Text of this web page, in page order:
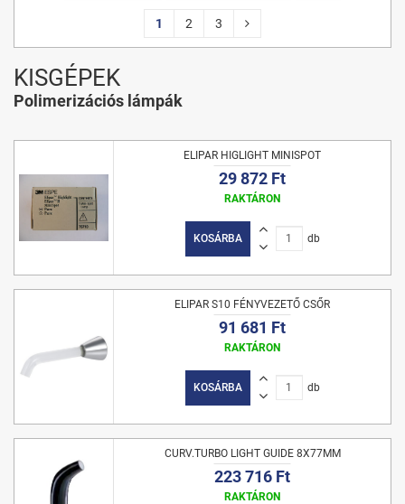
1 2 3
KISGÉPEK
Polimerizációs lámpák
ELIPAR HIGLIGHT MINISPOT
29 872 Ft
RAKTÁRON
KOSÁRBA db
ELIPAR S10 FÉNYVEZETŐ CSŐR
91 681 Ft
RAKTÁRON
KOSÁRBA db
CURV.TURBO LIGHT GUIDE 8X77MM
223 716 Ft
RAKTÁRON